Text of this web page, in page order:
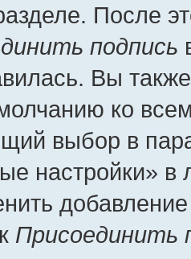
После
подпись
Вы
ко
выбор в
настройки»
Присоединить